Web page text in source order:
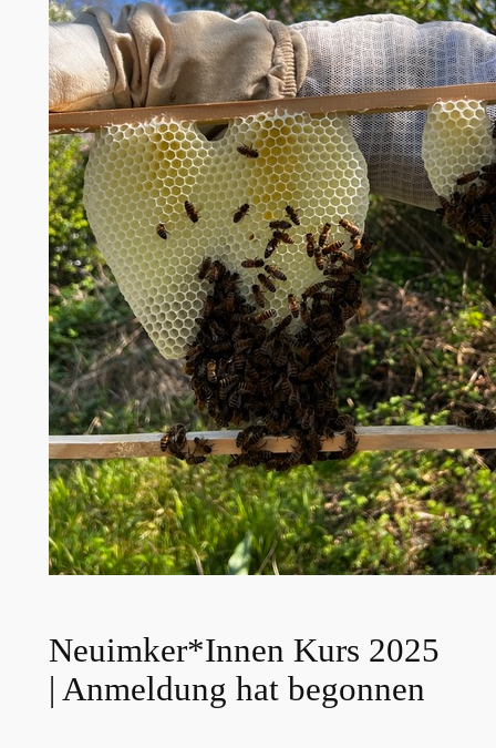
Neuimker*Innen Kurs 2025
| Anmeldung hat begonnen